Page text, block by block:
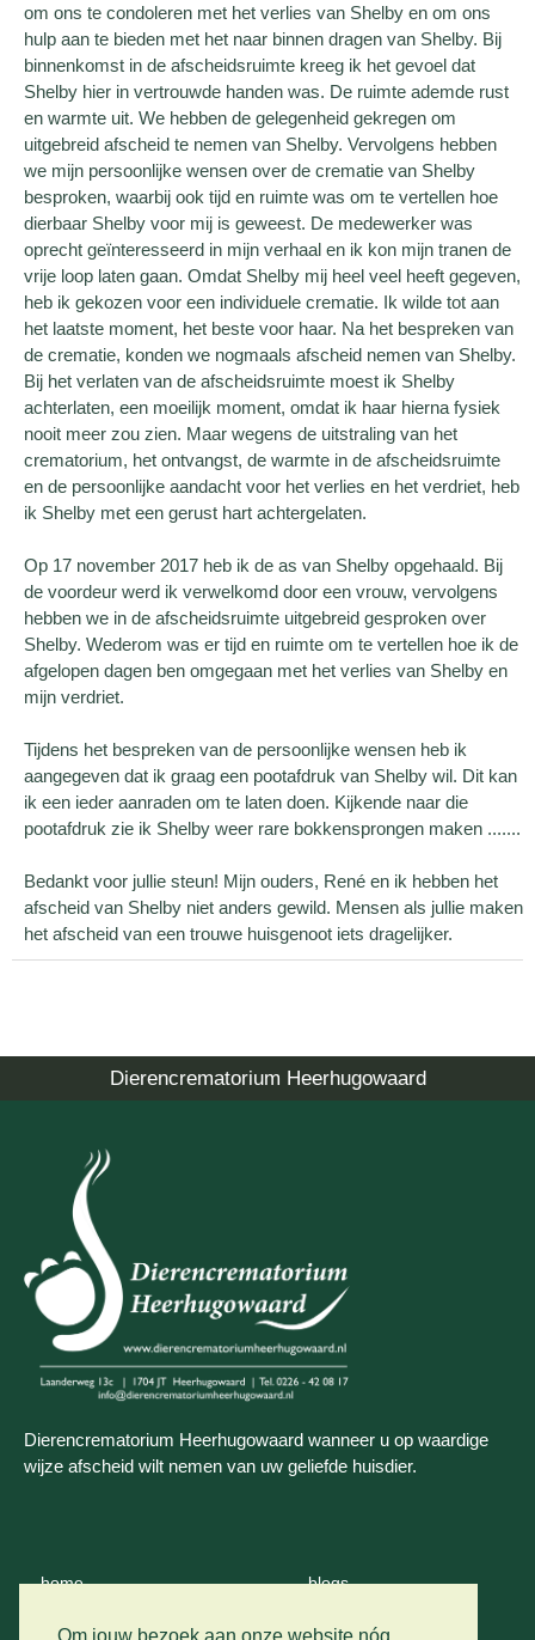
om ons te condoleren met het verlies van Shelby en om ons
hulp aan te bieden met het naar binnen dragen van Shelby. Bij
binnenkomst in de afscheidsruimte kreeg ik het gevoel dat
Shelby hier in vertrouwde handen was. De ruimte ademde rust
en warmte uit. We hebben de gelegenheid gekregen om
uitgebreid afscheid te nemen van Shelby. Vervolgens hebben
we mijn persoonlijke wensen over de crematie van Shelby
besproken, waarbij ook tijd en ruimte was om te vertellen hoe
dierbaar Shelby voor mij is geweest. De medewerker was
oprecht geïnteresseerd in mijn verhaal en ik kon mijn tranen de
vrije loop laten gaan. Omdat Shelby mij heel veel heeft gegeven,
heb ik gekozen voor een individuele crematie. Ik wilde tot aan
het laatste moment, het beste voor haar. Na het bespreken van
de crematie, konden we nogmaals afscheid nemen van Shelby.
Bij het verlaten van de afscheidsruimte moest ik Shelby
achterlaten, een moeilijk moment, omdat ik haar hierna fysiek
nooit meer zou zien. Maar wegens de uitstraling van het
crematorium, het ontvangst, de warmte in de afscheidsruimte
en de persoonlijke aandacht voor het verlies en het verdriet, heb
ik Shelby met een gerust hart achtergelaten.
Op 17 november 2017 heb ik de as van Shelby opgehaald. Bij
de voordeur werd ik verwelkomd door een vrouw, vervolgens
hebben we in de afscheidsruimte uitgebreid gesproken over
Shelby. Wederom was er tijd en ruimte om te vertellen hoe ik de
afgelopen dagen ben omgegaan met het verlies van Shelby en
mijn verdriet.
Tijdens het bespreken van de persoonlijke wensen heb ik
aangegeven dat ik graag een pootafdruk van Shelby wil. Dit kan
ik een ieder aanraden om te laten doen. Kijkende naar die
pootafdruk zie ik Shelby weer rare bokkensprongen maken .......
Bedankt voor jullie steun! Mijn ouders, René en ik hebben het
afscheid van Shelby niet anders gewild. Mensen als jullie maken
het afscheid van een trouwe huisgenoot iets dragelijker.
Dierencrematorium Heerhugowaard
Dierencrematorium Heerhugowaard wanneer u op waardige
wijze afscheid wilt nemen van uw geliefde huisdier.
home
wie zijn wij
blogs
contact